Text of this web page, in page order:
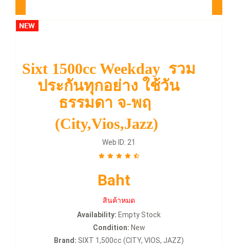
Sixt 1500cc Weekday รวม
ประกันทุกอย่าง ใช้วัน
ธรรมดา จ-พฤ
(City,Vios,Jazz)
Web ID: 21
Baht
สินค้าหมด
Availability: Empty Stock
Condition: New
Brand: SIXT 1,500cc (CITY, VIOS, JAZZ)